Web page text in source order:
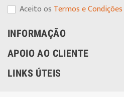
Aceito os Termos e Condições
INFORMAÇÃO
APOIO AO CLIENTE
LINKS ÚTEIS